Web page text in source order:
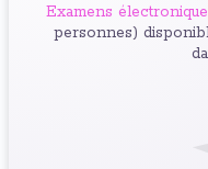
Examens
personnes)